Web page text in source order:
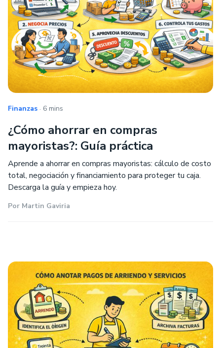
Finanzas . 6 mins
¿Cómo ahorrar en compras
mayoristas?: Guía práctica
Aprende a ahorrar en compras mayoristas: cálculo de costo
total, negociación y financiamiento para proteger tu caja.
Descarga la guía y empieza hoy.
Por Martin Gaviria